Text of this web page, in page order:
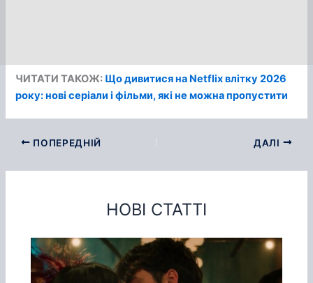
ЧИТАТИ ТАКОЖ: Що дивитися на Netflix влітку 2026
року: нові серіали і фільми, які не можна пропустити
ПОПЕРЕДНІЙ ДАЛІ
НОВІ СТАТТІ